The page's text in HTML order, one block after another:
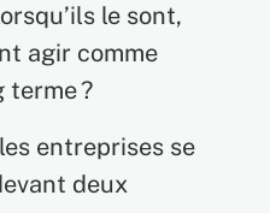
le sont,
agir comme
terme ?
entreprises se
deux